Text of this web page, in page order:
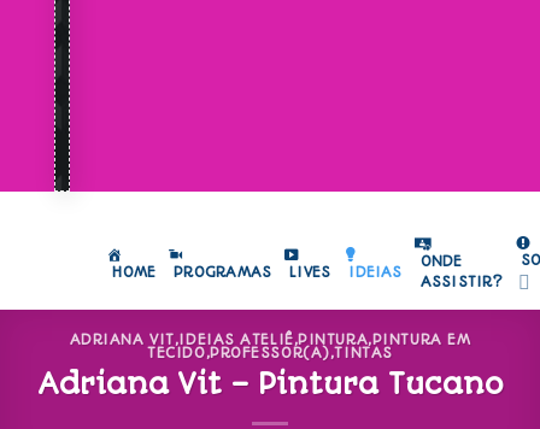
HOME PROGRAMAS LIVES IDEIAS
ONDE
ASSISTIR?
ADRIANA VIT, IDEIAS ATELIÊ,PINTURA, PINTURA EM
TECIDO,PROFESSOR(A),TINTAS
Adriana Vit – Pintura Tucano